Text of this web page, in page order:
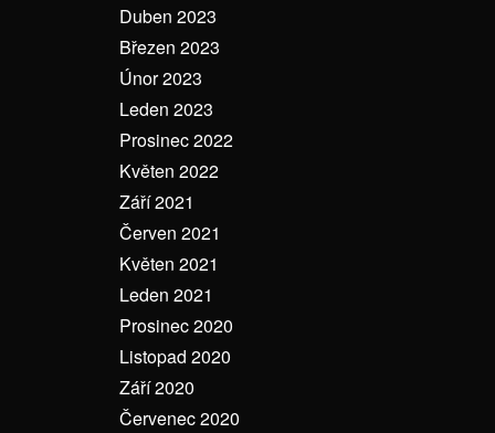
Duben 2023
Březen 2023
Únor 2023
Leden 2023
Prosinec 2022
Květen 2022
Září 2021
Červen 2021
Květen 2021
Leden 2021
Prosinec 2020
Listopad 2020
Září 2020
Červenec 2020